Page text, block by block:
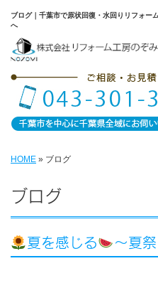
ブログ｜千葉市で原状回復・水回りリフォー
へ
HOME » ブログ
ブログ
夏を感じる ～夏